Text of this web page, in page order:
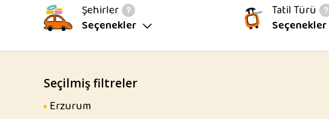
Şehirler
Seçenekler
Tatil Türü
Seçenekler
Seçilmiş filtreler
Erzurum